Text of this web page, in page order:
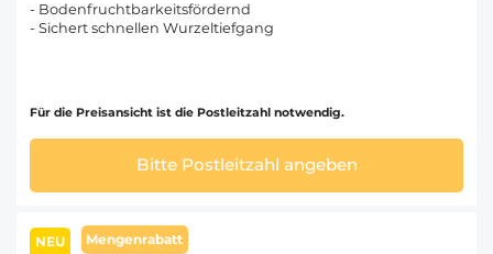
- Bodenfruchtbarkeitsfördernd
- Sichert schnellen Wurzeltiefgang
Für die Preisansicht ist die Postleitzahl notwendig.
Bitte Postleitzahl angeben
NEU Mengenrabatt